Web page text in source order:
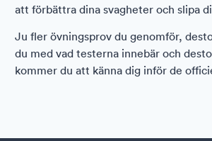
att förbättra dina svagheter och slipa
Ju fler övningsprov du genomför,
du med vad testerna innebär och
kommer du att känna dig inför de